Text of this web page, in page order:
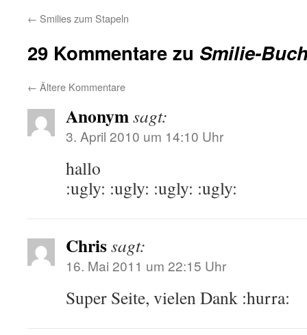
← Smilies zum Stapeln
29 Kommentare zu Smilie-
← Ältere Kommentare
Anonymsagt:
3. April 2010 um 14:10 Uhr
hallo
:ugly: :ugly: :ugly: :ugly:
Chrissagt:
16. Mai 2011 um 22:15 Uhr
Super Seite, vielen Dank :hurra: